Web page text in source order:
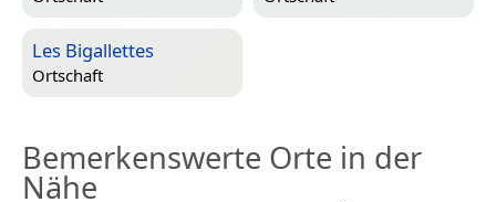
Les Bigallettes
Ortschaft
Bemerkenswerte Orte in der
Nähe